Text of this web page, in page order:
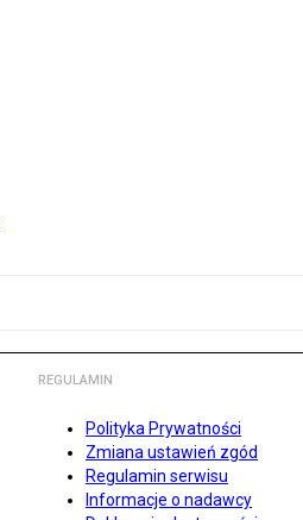
REGULAMIN
Polityka Prywatności
Zmiana ustawień zgód
Regulamin serwisu
Informacje o nadawcy